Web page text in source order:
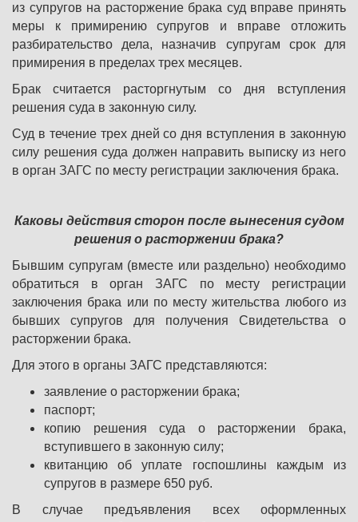
из супругов на расторжение брака суд вправе принять
меры к примирению супругов и вправе отложить
разбирательство дела, назначив супругам срок для
примирения в пределах трех месяцев.
Брак считается расторгнутым со дня вступления
решения суда в законную силу.
Суд в течение трех дней со дня вступления в законную
силу решения суда должен направить выписку из него
в орган ЗАГС по месту регистрации заключения брака.
Каковы действия сторон после вынесения судом
решения о расторжении брака?
Бывшим супругам (вместе или раздельно) необходимо
обратиться в орган ЗАГС по месту регистрации
заключения брака или по месту жительства любого из
бывших супругов для получения Свидетельства о
расторжении брака.
Для этого в органы ЗАГС представляются:
заявление о расторжении брака;
паспорт;
копию решения суда о расторжении брака,
вступившего в законную силу;
квитанцию об уплате госпошлины каждым из
супругов в размере 650 руб.
В случае предъявления всех оформленных